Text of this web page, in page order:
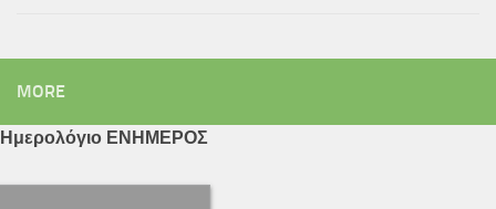
MORE
Ημερολόγιο ΕΝΗΜΕΡΟΣ